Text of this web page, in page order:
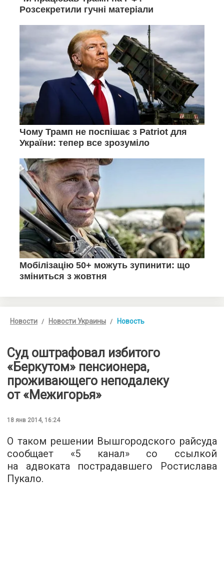
Новости Новости Украины Новость
Суд оштрафовал избитого
«Беркутом» пенсионера,
проживающего неподалеку
от «Межигорья»
18 янв 2014, 16:24
О таком решении Вышгородского райсуда
сообщает «5 канал» со ссылкой
на адвоката пострадавшего Ростислава
Пукало.